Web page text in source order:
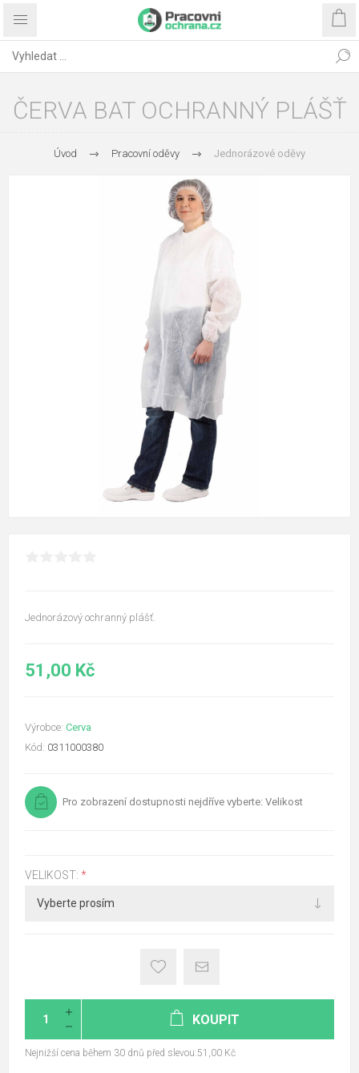
ČERVA BAT OCHRANNÝ PLÁŠŤ
Úvod Pracovní oděvy Jednorázové oděvy
Jednorázový ochranný plášť.
51,00 Kč
Výrobce: Cerva
Kód: 0311000380
Pro zobrazení dostupnosti nejdříve vyberte: Velikost
VELIKOST: *
KOUPIT
Nejnižší cena během 30 dnů před slevou:51,00 Kč